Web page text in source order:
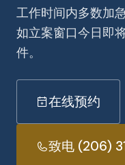
工作时间内多数加
如立案窗口今日即
件。
在线预约
致电 (206)